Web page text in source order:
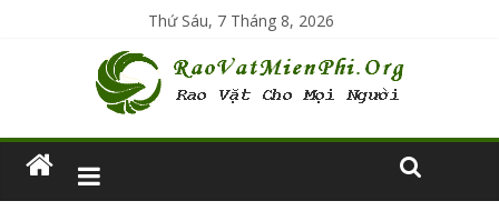
Thứ Sáu, 7 Tháng 8, 2026